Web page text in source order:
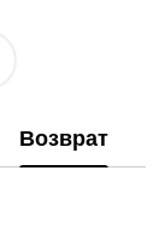
Возврат